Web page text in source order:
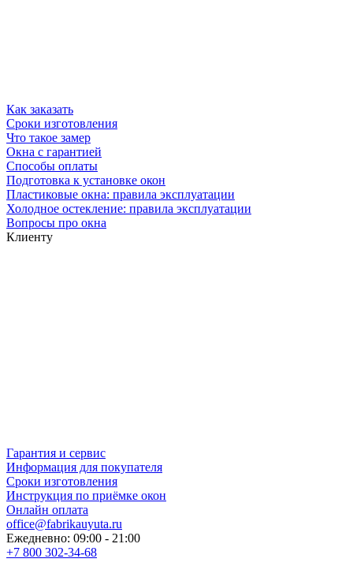
Как заказать
Сроки изготовления
Что такое замер
Окна с гарантией
Способы оплаты
Подготовка к установке окон
Пластиковые окна: правила эксплуатации
Холодное остекление: правила эксплуатации
Вопросы про окна
Клиенту
Гарантия и сервис
Информация для покупателя
Сроки изготовления
Инструкция по приёмке окон
Онлайн оплата
office@fabrikauyuta.ru
Ежедневно: 09:00 - 21:00
+7 800 302-34-68